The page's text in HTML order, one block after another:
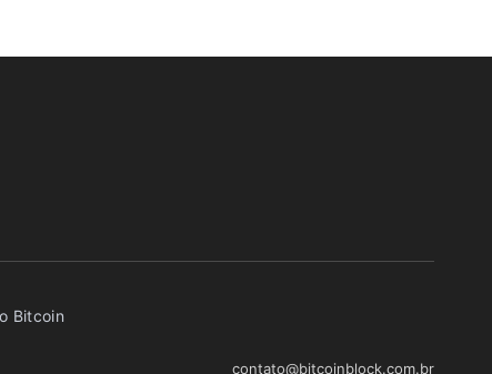
Bitcoin
contato@bitcoinblock.com.br